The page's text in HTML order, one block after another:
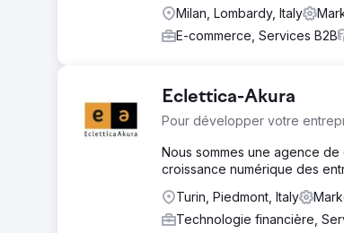
Milan, Lombardy, Italy
E-commerce, Services B2B
Eclettica-Akura
Pour développer votre
Nous sommes une agence
croissance numérique des
Turin, Piedmont, Italy
Technologie financière,